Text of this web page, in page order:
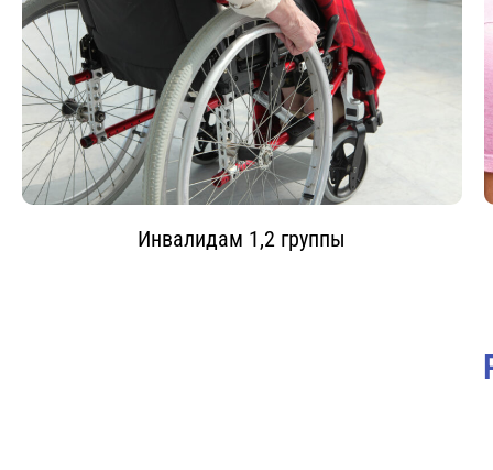
Инвалидам 1,2 группы